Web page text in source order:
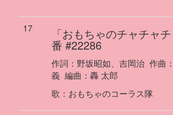
17
「おもちゃのチャチャ
番#22286
作詞： 野坂昭如、吉岡治 作曲：
義 編曲： 轟 太郎
歌 ： おもちゃのコーラス隊